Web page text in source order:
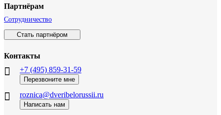
Партнёрам
Сотрудничество
Стать партнёром
Контакты
+7 (495) 859-31-59
Перезвоните мне
roznica@dveribelorussii.ru
Написать нам